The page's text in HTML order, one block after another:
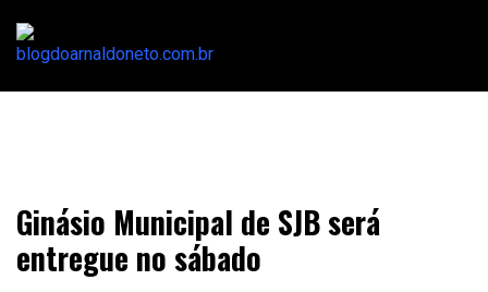
Ginásio Municipal de SJB será
entregue no sábado